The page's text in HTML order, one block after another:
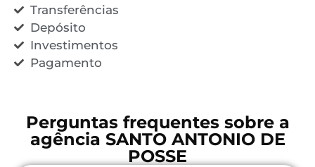
Transferências
Depósito
Investimentos
Pagamento
Perguntas frequentes sobre a
agência SANTO ANTONIO DE
POSSE